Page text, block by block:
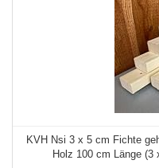
KVH Nsi 3 x 5 cm Fichte
Holz 100 cm Länge (3